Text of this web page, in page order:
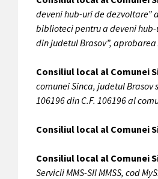
deveni hub-uri de dezvoltare”
biblioteci pentru a deveni
din judetul Brasov”,
Consiliul local al Comunei
comunei Sinca, judetul
106196 din C.F. 106196 al
Consiliul local al Comunei
Consiliul local al Comunei
Servicii MMS-SII MMSS, cod